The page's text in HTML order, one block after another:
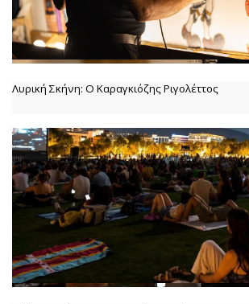
Λυρική Σκήνη: Ο Καραγκιόζης Ριγολέττος